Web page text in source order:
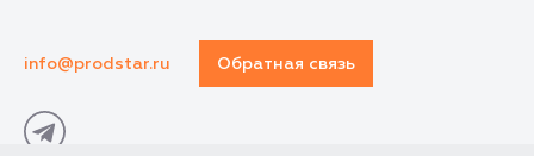
info@prodstar.ru Обратная связь